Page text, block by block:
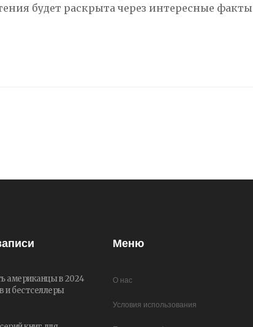
будет раскрыта через интересные
американцы в 2024
и бестселлеры
Меню
О нас
Условия использования